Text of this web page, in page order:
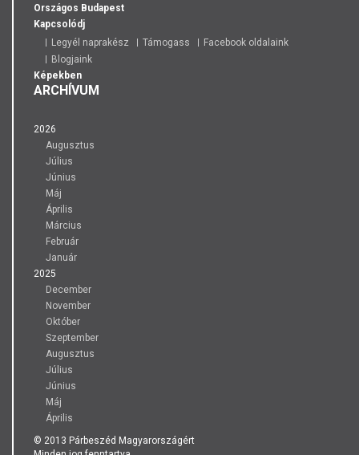
Országos Budapest
Kapcsolódj
Legyél naprakész
Támogass
Facebook oldalaink
Blogjaink
Képekben
ARCHÍVUM
2026
Augusztus
Július
Június
Máj
Április
Március
Február
Január
2025
December
November
Október
Szeptember
Augusztus
Július
Június
Máj
Április
© 2013 Párbeszéd Magyarországért